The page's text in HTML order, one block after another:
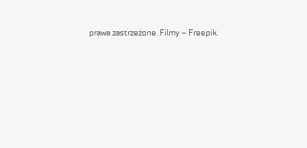
prawa zastrzeżone. Filmy – Freepik.